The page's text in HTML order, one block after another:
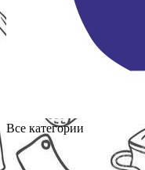
Все категории